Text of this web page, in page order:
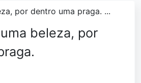
beleza, por